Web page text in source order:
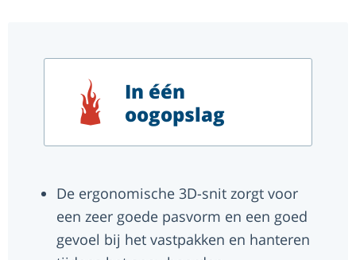
In één
oogopslag
De ergonomische 3D-snit zorgt voor
een zeer goede pasvorm en een goed
gevoel bij het vastpakken en hanteren